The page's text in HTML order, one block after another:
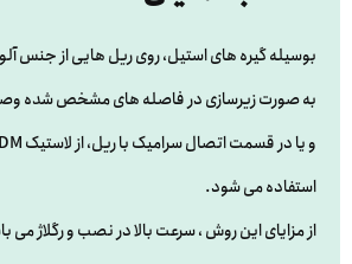
بوسیله گیره های استیل، روی ریل هایی از جنس
به صورت زیرسازی در فاصله های مشخص شده
و یا در قسمت اتصال سرامیک با ریل، از لاستیک EPDM
استفاده می شود.
از مزایای این روش ، سرعت بالا در نصب و رگلاژ می